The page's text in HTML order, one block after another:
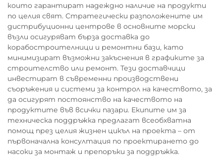
които гарантират надеждно наличие на продукти
по целия свят. Стратегически разположените им
дистрибуционни центрове в основните морски
възли осигуряват бърза доставка до
корабостроителници и ремонтни бази, като
минимизират възможни закъснения в графиките за
строителство или ремонт. Тези доставчици
инвестират в съвременни производствени
съоръжения и системи за контрол на качеството, за
да осигурят постоянство на качеството на
продуктите във всички пазари. Екипите им за
техническа поддръжка предлагат всеобхватна
помощ през целия жизнен цикъл на проекта – от
първоначална консултация по проектирането до
насоки за монтаж и препоръки за поддръжка.